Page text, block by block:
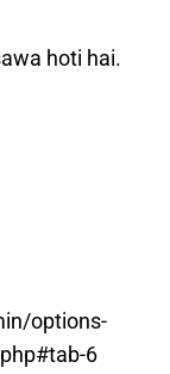
hoti hai.
options-
6